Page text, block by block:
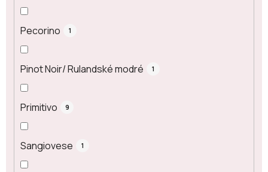
Pecorino 1
Pinot Noir/ Rulandské modré 1
Primitivo 9
Sangiovese 1